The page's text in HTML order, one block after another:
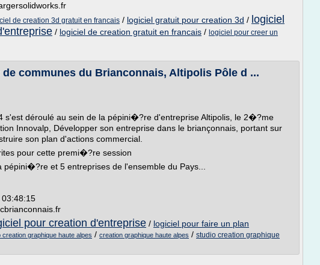
de creation 3d gratuit en francais / logiciel gratuit pour creation 3d / logiciel
/ logiciel de creation gratuit en francais / logiciel pour creer un
de communes du Brianconnais, Altipolis Pôle d ...
s'est déroulé au sein de la pépini�?re d'entreprise Altipolis, le 2�?me
Innovalp, Développer son entreprise dans le briançonnais, portant sur
son plan d'actions commercial.
pour cette premi�?re session
pépini�?re et 5 entreprises de l'ensemble du Pays...
pour creation d'entreprise / logiciel pour faire un plan
creation graphique haute alpes / creation graphique haute alpes / studio creation graphique